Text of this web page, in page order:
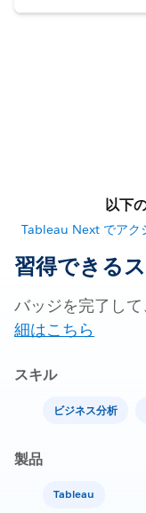
以下
Tableau Next でアク
習得できる
バッジを完了し
細はこちら
スキル
ビジネス分析
製品
Tableau